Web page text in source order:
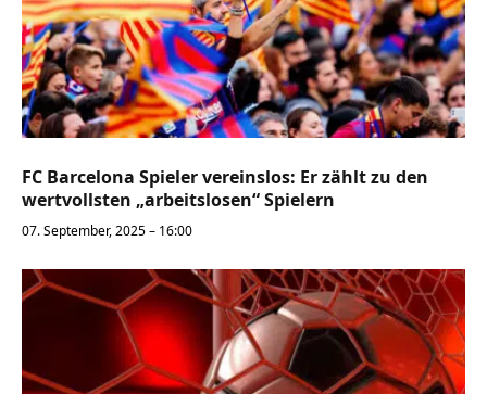
FC Barcelona Spieler vereinslos: Er zählt zu den
wertvollsten „arbeitslosen“ Spielern
07. September, 2025 – 16:00